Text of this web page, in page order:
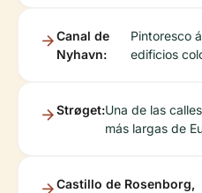
Canal de
Nyhavn:
Pintoresco
edificios
Strøget:Una de las
más largas de
Castillo de Rosenborg,